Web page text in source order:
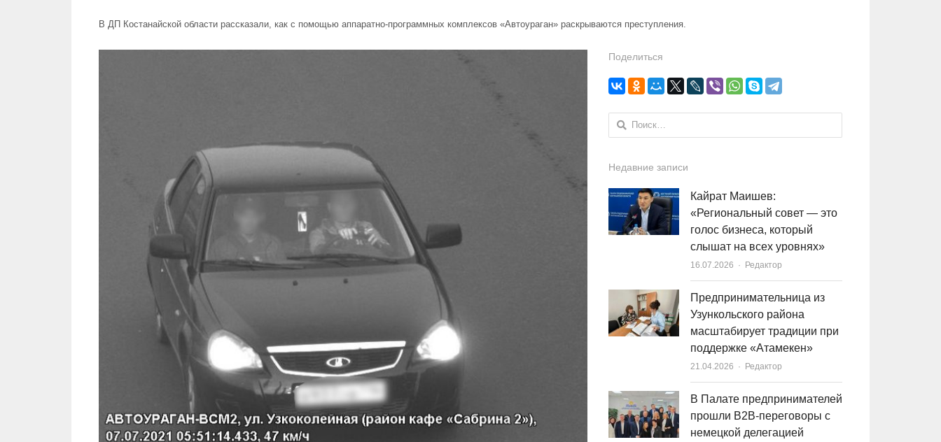
В ДП Костанайской области рассказали, как с помощью аппаратно-программных комплексов «Автоураган» раскрываются преступления.
Поделиться
Найти:
Недавние записи
Кайрат Маишев:
«Региональный совет — это
голос бизнеса, который
слышат на всех уровнях»
16.07.2026 Author
Редактор
Предпринимательница из
Узункольского района
масштабирует традиции при
поддержке «Атамекен»
21.04.2026 Author
Редактор
В Палате предпринимателей
прошли B2B-переговоры с
немецкой делегацией